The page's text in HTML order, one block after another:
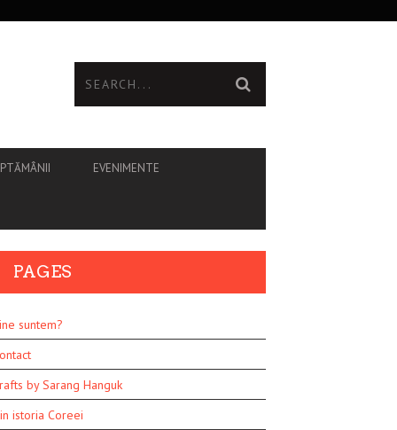
EVENIMENTE
PAGES
suntem?
by Sarang Hanguk
istoria Coreei